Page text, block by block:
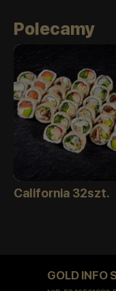
Polecamy
California 32szt.
GOLD INFO